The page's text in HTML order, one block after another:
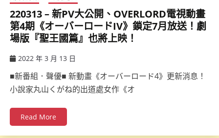
220313 – 新PV大公開、OVERLORD電視動畫
第4期《オーバーロードIV》鎖定7月放送！劇
場版『聖王國篇』也將上映！
2022 年 3 月 13 日
■新番組．聲優■ 新動畫《オーバーロード4》更新消息！
小說家丸山くがね的出道處女作《オ
Read More